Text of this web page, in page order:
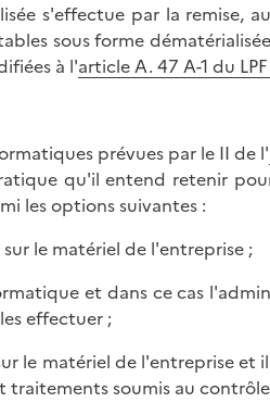
s'effectue par la remise,
sous forme
à l'article A. 47 A-1 du LPF
prévues par le II de l'
qu'il entend retenir
les options suivantes :
le matériel de l'entreprise ;
et dans ce cas
effectuer ;
le matériel de l'entreprise et
traitements soumis au